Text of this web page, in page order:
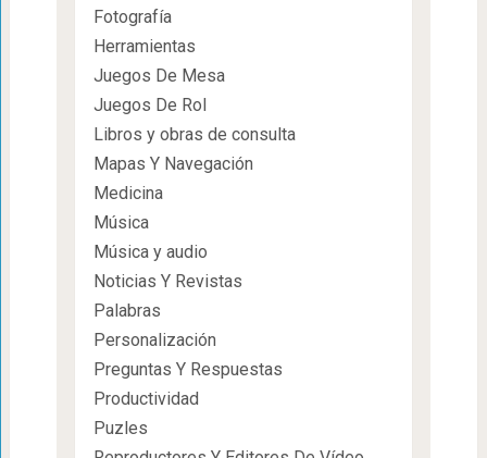
Fotografía
Herramientas
Juegos De Mesa
Juegos De Rol
Libros y obras de consulta
Mapas Y Navegación
Medicina
Música
Música y audio
Noticias Y Revistas
Palabras
Personalización
Preguntas Y Respuestas
Productividad
Puzles